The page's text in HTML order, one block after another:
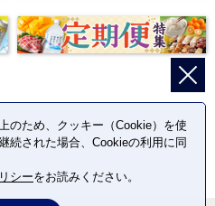
のため、クッキー（Cookie）を使
続された場合、Cookieの利用に同
シーをお読みください。